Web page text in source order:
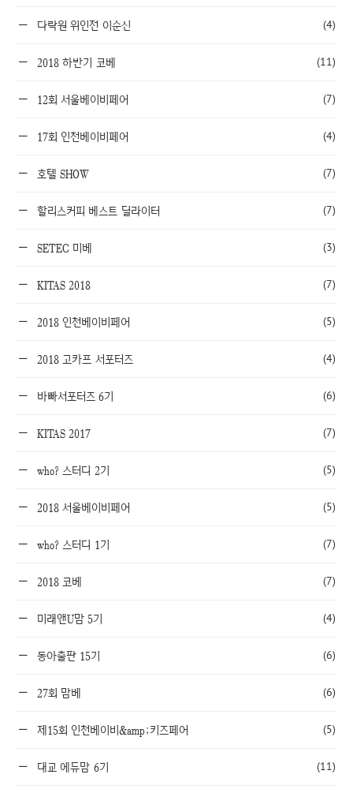
다락원 위인전 이순신 (4)
2018 하반기 코베 (11)
12회 서울베이비페어 (7)
17회 인천베이비페어 (4)
호텔 SHOW (7)
할리스커피 베스트 딜라이터 (7)
SETEC 미베 (3)
KITAS 2018 (7)
2018 인천베이비페어 (5)
2018 고카프 서포터즈 (4)
바빠서포터즈 6기 (6)
KITAS 2017 (7)
who? 스터디 2기 (5)
2018 서울베이비페어 (5)
who? 스터디 1기 (7)
2018 코베 (7)
미래앤U맘 5기 (4)
동아출판 15기 (6)
27회 맘베 (6)
제15회 인천베이비&amp;키즈페어 (5)
대교 에듀맘 6기 (11)